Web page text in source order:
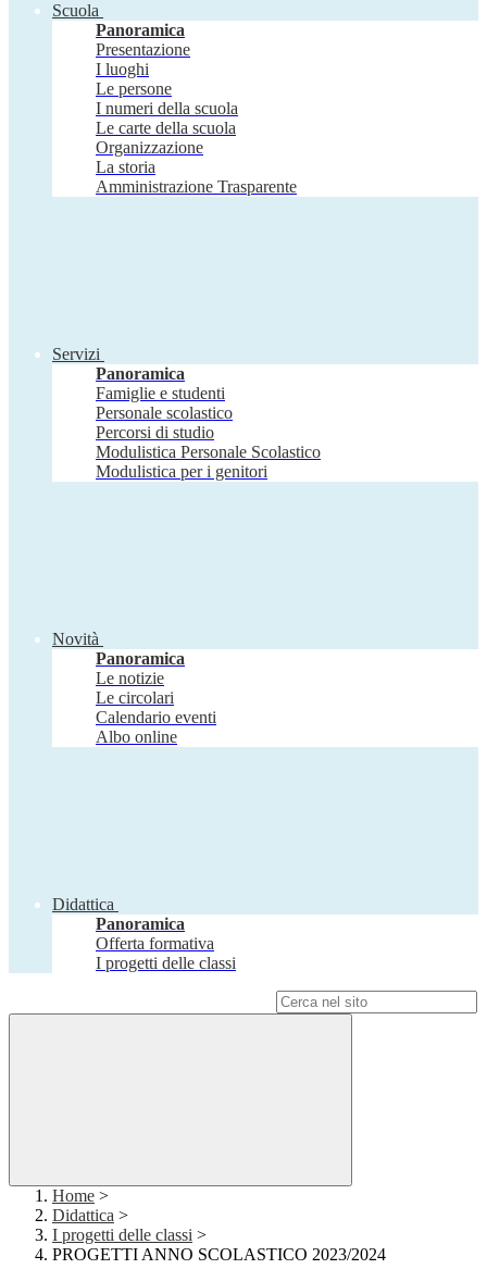
Scuola
Panoramica
Presentazione
I luoghi
Le persone
I numeri della scuola
Le carte della scuola
Organizzazione
La storia
Amministrazione Trasparente
Servizi
Panoramica
Famiglie e studenti
Personale scolastico
Percorsi di studio
Modulistica Personale Scolastico
Modulistica per i genitori
Novità
Panoramica
Le notizie
Le circolari
Calendario eventi
Albo online
Didattica
Panoramica
Offerta formativa
I progetti delle classi
Home >
Didattica >
I progetti delle classi >
PROGETTI ANNO SCOLASTICO 2023/2024